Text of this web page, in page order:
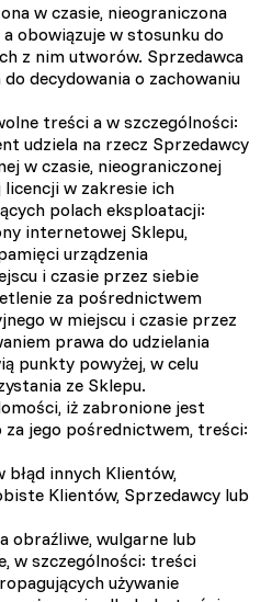
w czasie, nieograniczona
obowiązuje w stosunku do
z nim utworów. Sprzedawca
decydowania o zachowaniu
treści a w szczególności:
udziela na rzecz Sprzedawcy
w czasie, nieograniczonej
w zakresie ich
polach eksploatacji:
internetowej Sklepu,
urządzenia
i czasie przez siebie
za pośrednictwem
w miejscu i czasie przez
prawa do udzielania
punkty powyżej, w celu
ze Sklepu.
iż zabronione jest
jego pośrednictwem, treści:
innych Klientów,
Klientów, Sprzedawcy lub
obraźliwe, wulgarne lub
w szczególności: treści
używanie